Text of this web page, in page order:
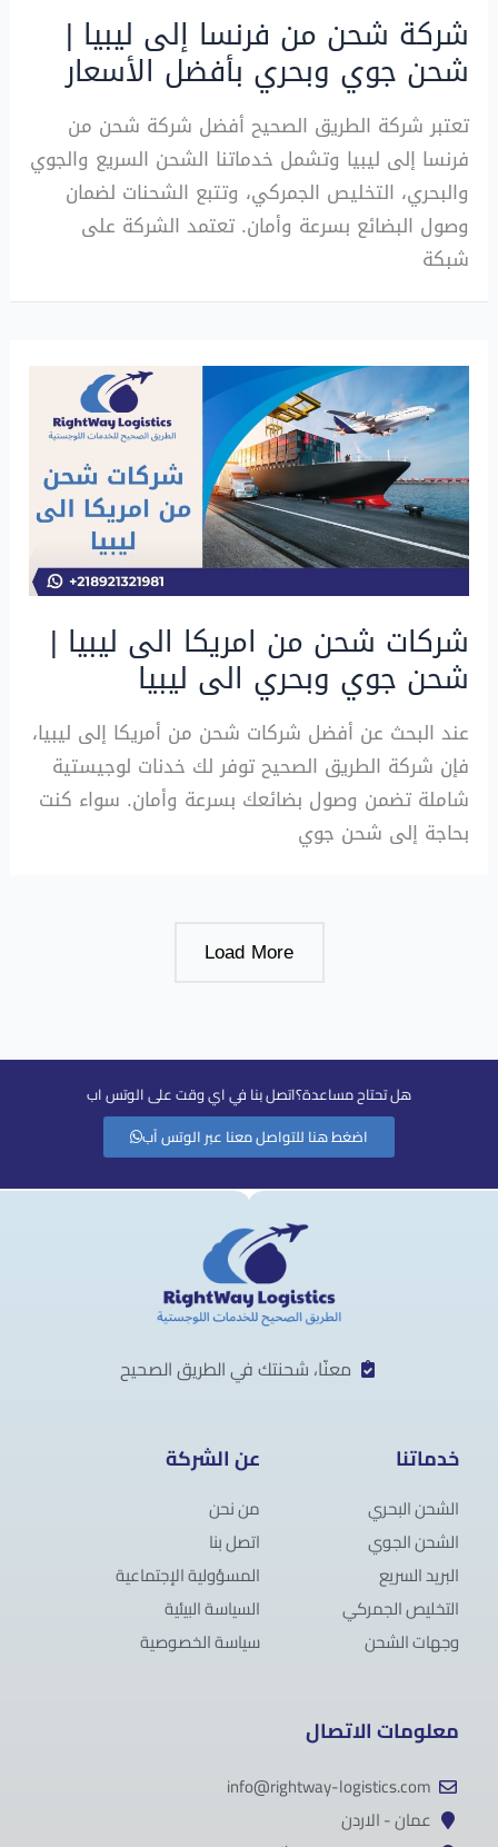
شركة شحن من فرنسا إلى ليبيا |
شحن جوي وبحري بأفضل الأسعار
تعتبر شركة الطريق الصحيح أفضل شركة شحن من
فرنسا إلى ليبيا وتشمل خدماتنا الشحن السريع والجوي
والبحري، التخليص الجمركي، وتتبع الشحنات لضمان
وصول البضائع بسرعة وأمان. تعتمد الشركة على
شبكة
شركات شحن من امريكا الى ليبيا |
شحن جوي وبحري الى ليبيا
عند البحث عن أفضل شركات شحن من أمريكا إلى ليبيا،
فإن شركة الطريق الصحيح توفر لك خدنات لوجيستية
شاملة تضمن وصول بضائعك بسرعة وأمان. سواء كنت
بحاجة إلى شحن جوي
Load More
هل تحتاح مساعدة؟اتصل بنا في اي وقت على الوتس اب
اضغط هنا للتواصل معنا عبر الوتس آب
معنّا، شحنتك في الطريق الصحيح
خدماتنا
الشحن البحري
الشحن الجوي
البريد السريع
التخليص الجمركي
وجهات الشحن
عن الشركة
من نحن
اتصل بنا
المسؤولية الإجتماعية
السياسة البيئية
سياسة الخصوصية
معلومات الاتصال
info@rightway-logistics.com
عمان - الاردن